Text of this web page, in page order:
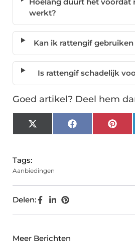
Hoelang duurt het voordat
werkt?
Kan ik rattengif
Is rattengif schadelijk
Goed artikel? Deel hem
X
(Twitter)
Facebook
Tags:
Aanbiedingen
Delen:
Meer Berichten